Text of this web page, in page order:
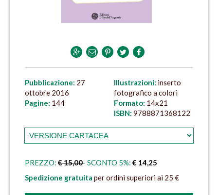
Pubblicazione: 27
ottobre 2016
Pagine: 144
Illustrazioni:
fotografico a colori
Formato: 14x21
ISBN: 9788871368122
PREZZO: € 15,00- SCONTO 5%: € 14,25
Spedizione gratuita per ordini superiori ai 25 €